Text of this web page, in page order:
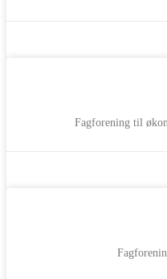
Fagforening til